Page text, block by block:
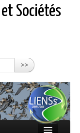
Sociétés
>>